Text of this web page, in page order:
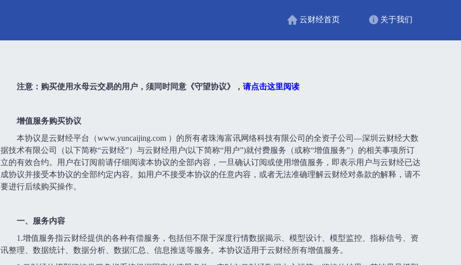
云财经首页 关于我们
注意：购买使用水母云交易的用户，须同时同意《守望协议》， 请点击这里阅读
增值服务购买协议
本协议是云财经平台（www.yuncaijing.com ）的所有者珠海富讯网络科技有限公司的全资子公司—深圳云财经大数
据技术有限公司（以下简称“云财经”）与云财经用户(以下简称“用户”)就付费服务（或称“增值服务”）的相关事项所订
立的有效合约。用户在订阅前请仔细阅读本协议的全部内容，一旦确认订阅或使用增值服务，即表示用户与云财经已达
成协议并接受本协议的全部约定内容。如用户不接受本协议的任意内容，或者无法准确理解云财经对条款的解释，请不
要进行后续购买操作。
一、服务内容
1.增值服务指云财经提供的各种有偿服务，包括但不限于深度行情数据揭示、模型设计、模型监控、指标信号、资
讯整理、数据统计、数据分析、数据汇总、信息推送等服务。本协议适用于云财经所有增值服务。